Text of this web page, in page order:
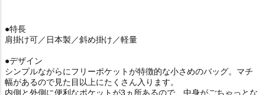
●特長
肩掛け可／日本製／斜め掛け／軽量
●デザイン
シンプルながらにフリーポケットが特徴的な小さめのバッグ。マチ
幅があるので見た目以上にたくさん入ります。
内側と外側に便利なポケットが3ヵ所あるので、中身がごちゃっとな